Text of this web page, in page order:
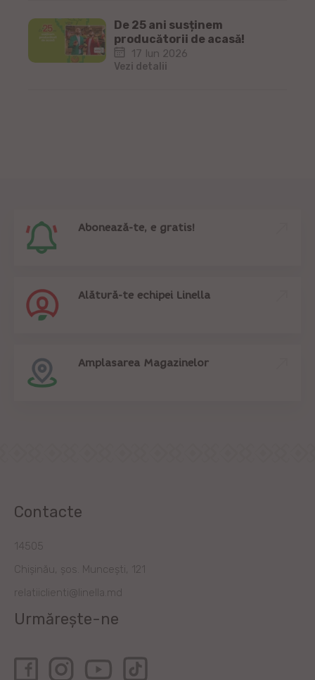
De 25 ani susținem
producătorii de acasă!
17 Iun 2026
Vezi detalii
Abonează-te, e gratis!
Alătură-te echipei Linella
Amplasarea Magazinelor
Contacte
14505
Chișinău, șos. Muncești, 121
relatiiclienti@linella.md
Urmărește-ne